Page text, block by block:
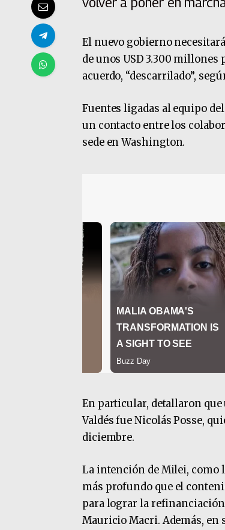
El nuevo gobierno
de unos USD 3.300
acuerdo, “descarrilado”,
Fuentes ligadas al equipo
un contacto entre los
sede en Washington.
En particular, detallaron
Valdés fue Nicolás Posse,
diciembre.
La intención de Milei, como
más profundo que el
para lograr la refinanciación
Mauricio Macri. Además,